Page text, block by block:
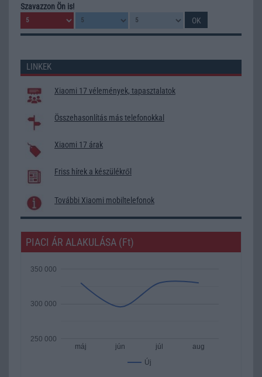
Szavazzon Ön is!
LINKEK
Xiaomi 17 vélemények, tapasztalatok
Összehasonlítás más telefonokkal
Xiaomi 17 árak
Friss hírek a készülékről
További Xiaomi mobiltelefonok
PIACI ÁR ALAKULÁSA (Ft)
Új
máj jún júl aug
250 000
300 000
350 000